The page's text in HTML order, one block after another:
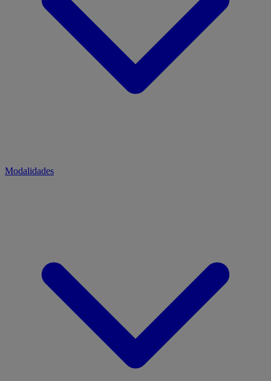
Modalidades